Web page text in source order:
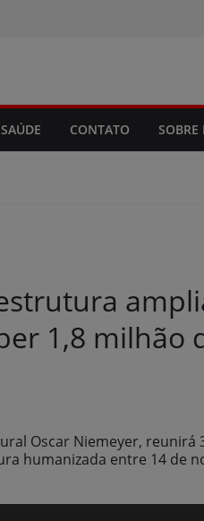
SAÚDE CONTATO SOBRE
1,8 milhão
Oscar Niemeyer, reunirá
humanizada entre 14 de